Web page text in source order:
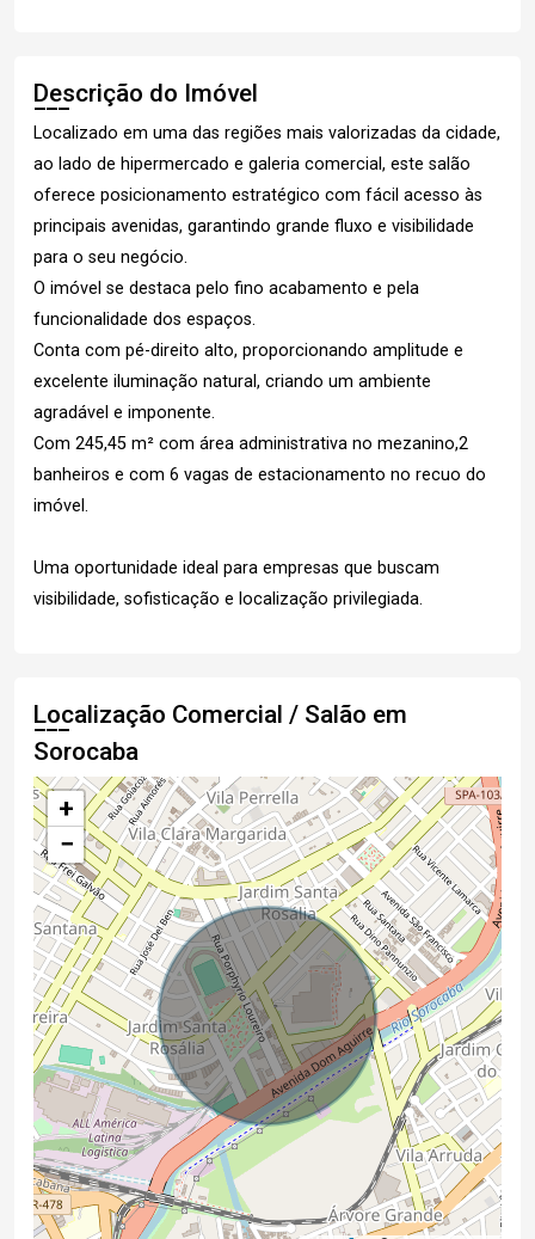
Descrição do Imóvel
Localizado em uma das regiões mais valorizadas da cidade,
ao lado de hipermercado e galeria comercial, este salão
oferece posicionamento estratégico com fácil acesso às
principais avenidas, garantindo grande fluxo e visibilidade
para o seu negócio.
O imóvel se destaca pelo fino acabamento e pela
funcionalidade dos espaços.
Conta com pé-direito alto, proporcionando amplitude e
excelente iluminação natural, criando um ambiente
agradável e imponente.
Com 245,45 m² com área administrativa no mezanino,2
banheiros e com 6 vagas de estacionamento no recuo do
imóvel.
Uma oportunidade ideal para empresas que buscam
visibilidade, sofisticação e localização privilegiada.
Localização Comercial / Salão em
Sorocaba
+
−